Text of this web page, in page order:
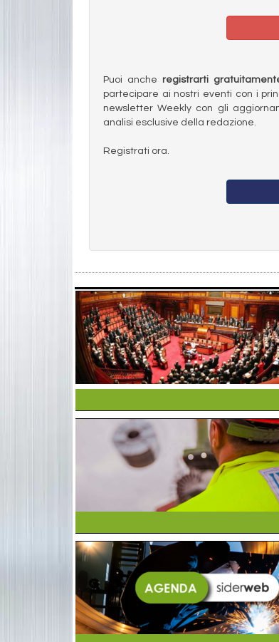
Puoi anche registrarti
partecipare ai nostri eventi con i
newsletter Weekly con gli
analisi esclusive della redazione.
Registrati ora.